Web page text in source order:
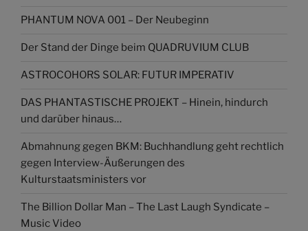
PHANTUM NOVA 001 – Der Neubeginn
Der Stand der Dinge beim QUADRUVIUM CLUB
ASTROCOHORS SOLAR: FUTUR IMPERATIV
DAS PHANTASTISCHE PROJEKT – Hinein, hindurch
und darüber hinaus…
Abmahnung gegen BKM: Buchhandlung geht rechtlich
gegen Interview-Äußerungen des
Kulturstaatsministers vor
The Billion Dollar Man – The Last Laugh Syndicate –
Music Video